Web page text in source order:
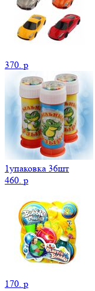
370. p
1упаковка 36шт
460. p
170. p